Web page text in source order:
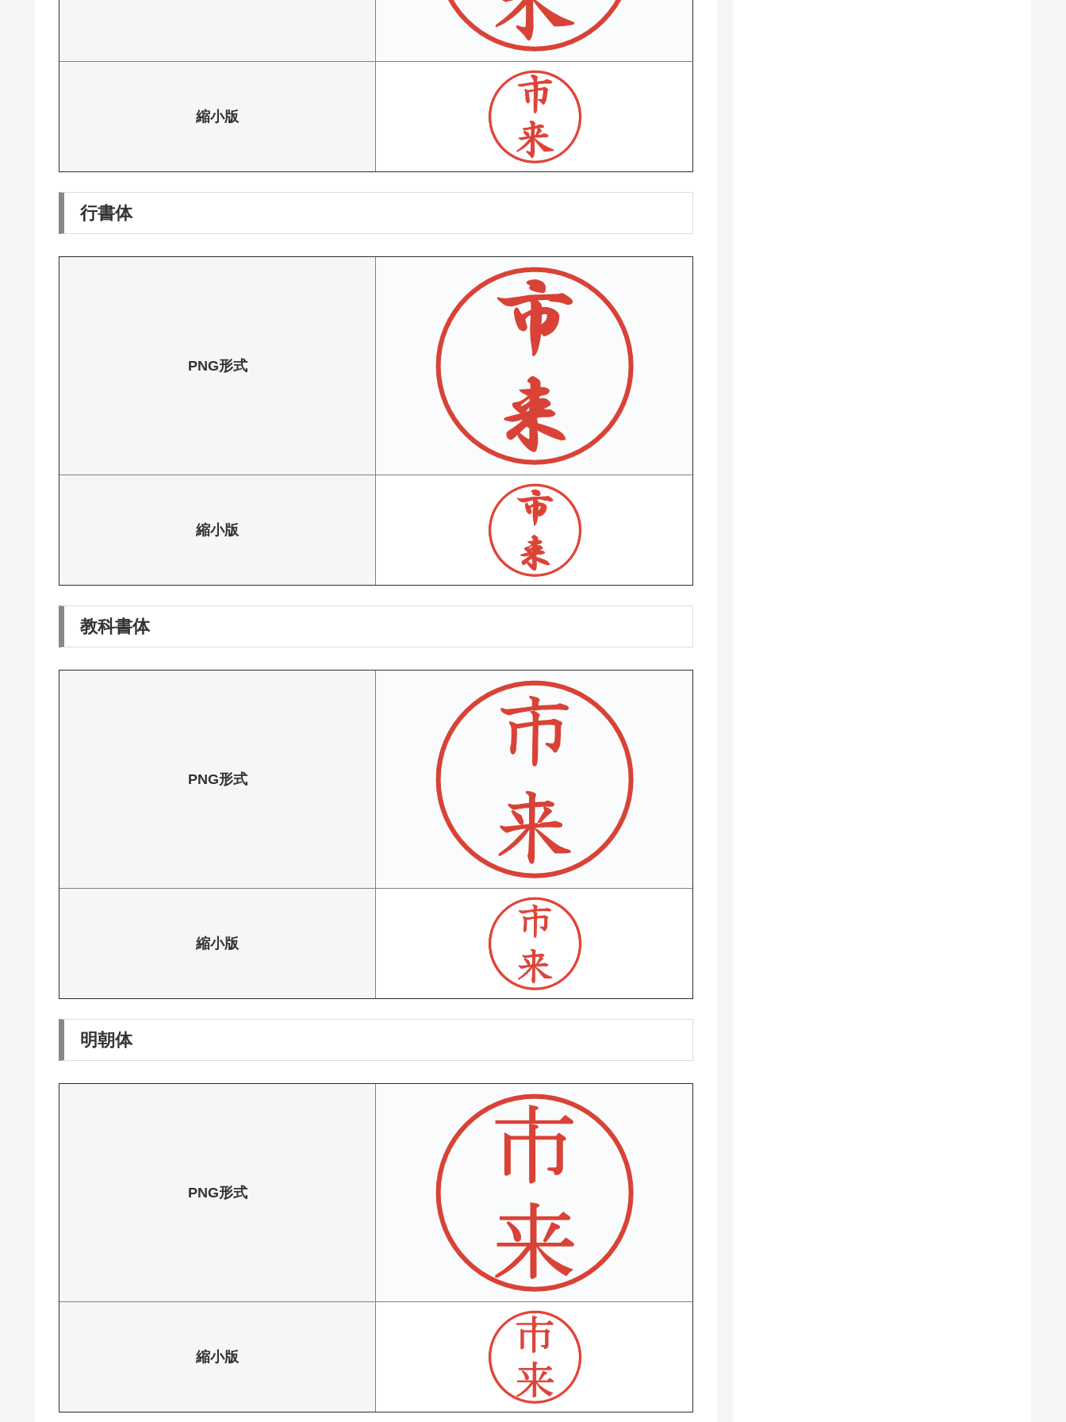
縮小版
行書体
PNG形式
縮小版
教科書体
PNG形式
縮小版
明朝体
PNG形式
縮小版